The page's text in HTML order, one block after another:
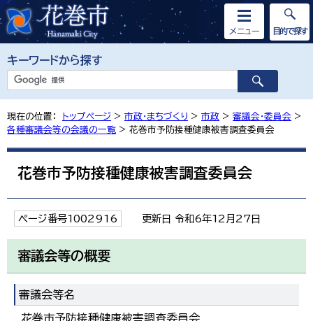
キーワードから探す
メニュー 目的で探す
現在の位置： トップページ > 市政・まちづくり > 市政 > 審議会・委員会 >
各種審議会等の会議の一覧 > 花巻市予防接種健康被害調査委員会
花巻市予防接種健康被害調査委員会
ページ番号1002916 更新日 令和6年12月27日
審議会等の概要
審議会等名
花巻市予防接種健康被害調査委員会